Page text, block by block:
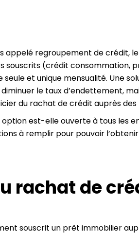
appelé regroupement de crédit,
souscrits (crédit consommation,
seule et unique mensualité. Une
le taux d’endettement,
du rachat de crédit auprès des
est-elle ouverte à tous les
à remplir pour pouvoir
rachat de
souscrit un prêt immobilier